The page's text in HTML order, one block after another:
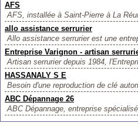
AFS
AFS, installée à Saint-Pierre à La
allo assistance serrurier
Allo assistance serrurier est une
Entreprise Varignon - artisan
Artisan serrurier depuis 1984,
HASSANALY S E
Besoin d'une reproduction de clé
ABC Dépannage 26
ABC Dépannage, entreprise